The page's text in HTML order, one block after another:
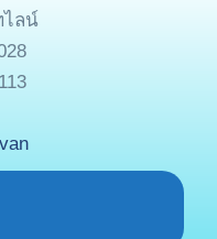
ไลน์